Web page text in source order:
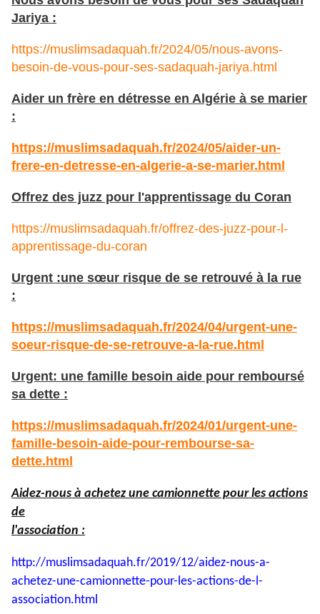
Jariya :
https://muslimsadaquah.fr/2024/05/nous-avons-
besoin-de-vous-pour-ses-sadaquah-jariya.html
Aider un frère en détresse en Algérie à se marier
:
https://muslimsadaquah.fr/2024/05/aider-un-
frere-en-detresse-en-algerie-a-se-marier.html
Offrez des juzz pour l'apprentissage du Coran
https://muslimsadaquah.fr/offrez-des-juzz-pour-l-
apprentissage-du-coran
Urgent :une sœur risque de se retrouvé à la rue
:
https://muslimsadaquah.fr/2024/04/urgent-une-
soeur-risque-de-se-retrouve-a-la-rue.html
Urgent: une famille besoin aide pour remboursé
sa dette :
https://muslimsadaquah.fr/2024/01/urgent-une-
famille-besoin-aide-pour-rembourse-sa-
dette.html
Aidez-nous à achetez une camionnette pour les actions
de
l'association :
http://muslimsadaquah.fr/2019/12/aidez-nous-a-
achetez-une-camionnette-pour-les-actions-de-l-
association.html